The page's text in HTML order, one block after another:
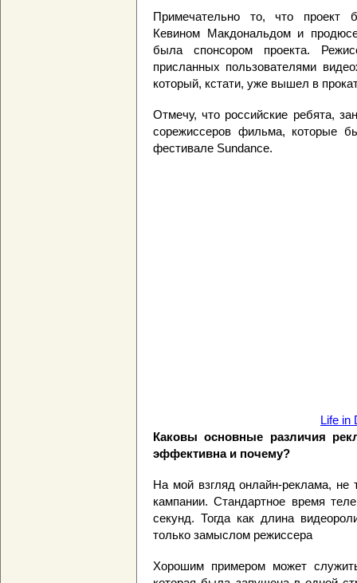
Примечательно то, что проект
Кевином Макдональдом и
была спонсором проекта.
присланных пользователями
который, кстати, уже вышел в
Отмечу, что российские ребята,
сорежиссеров фильма, которые
фестивале Sundance.
Life in
Каковы основные различия
эффективна и почему?
На мой взгляд онлайн-реклама, не
кампании. Стандартное время
секунд. Тогда как длина
только замыслом режиссера
Хорошим примером может